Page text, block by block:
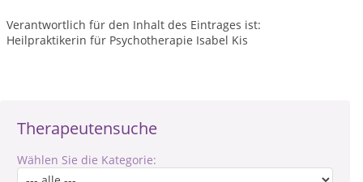
Therapeutensuche
Wählen Sie die Kategorie:
Verantwortlich für den Inhalt des Eintrages ist:
Heilpraktikerin für Psychotherapie Isabel Kis